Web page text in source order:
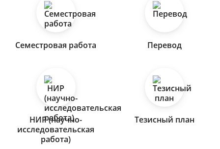
Семестровая работа Перевод
НИР (научно-
исследовательская
работа)
Тезисный план